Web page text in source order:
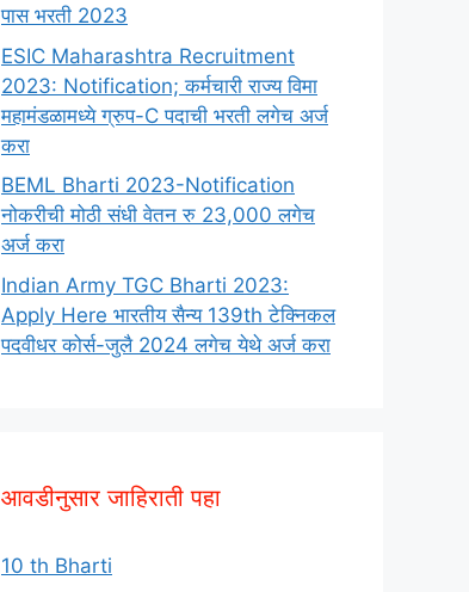
पास भरती 2023
ESIC Maharashtra Recruitment
2023: Notification; कर्मचारी राज्य विमा
महामंडळामध्ये ग्रुप-C पदाची भरती लगेच अर्ज
करा
BEML Bharti 2023-Notification
नोकरीची मोठी संधी वेतन रु 23,000 लगेच
अर्ज करा
Indian Army TGC Bharti 2023:
Apply Here भारतीय सैन्य 139th टेक्निकल
पदवीधर कोर्स-जुलै 2024 लगेच येथे अर्ज करा
आवडीनुसार जाहिराती पहा
10 th Bharti